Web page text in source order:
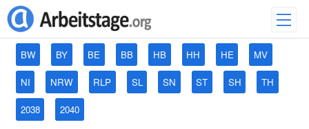
BW BY BE BB HB HH HE MV
NI NRW RLP SL SN ST SH TH
2038 2040